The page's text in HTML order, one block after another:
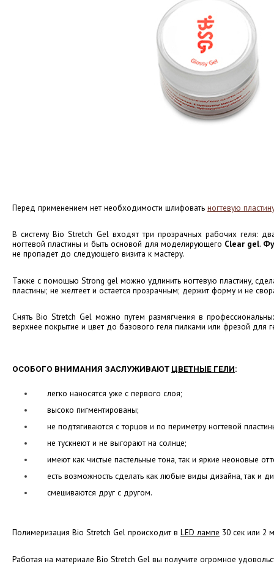
Перед применением нет необходимости шлифовать ногтевую
В систему Bio Stretch Gel входят три прозрачных рабочих геля:
ногтевой пластины и быть основой для моделирующего Clear gel.
не пропадет до следующего визита к мастеру.
Также с помощью Strong gel можно удлинить ногтевую пластину,
пластины; не желтеет и остается прозрачным; держит форму и не
Снять Bio Stretch Gel можно путем размягчения в
верхнее покрытие и цвет до базового геля пилками или фрезой для
ОСОБОГО ВНИМАНИЯ ЗАСЛУЖИВАЮТ ЦВЕТНЫЕ ГЕЛИ:
легко наносятся уже с первого слоя;
высоко пигментированы;
не подтягиваются с торцов и по периметру ногтевой
не тускнеют и не выгорают на солнце;
имеют как чистые пастельные тона, так и яркие неоновые
есть возможность сделать как любые виды дизайна, так и
смешиваются друг с другом.
Полимеризация Bio Stretch Gel происходит в LED лампе 30 сек или 2
Работая на материале Bio Stretch Gel вы получите огромное